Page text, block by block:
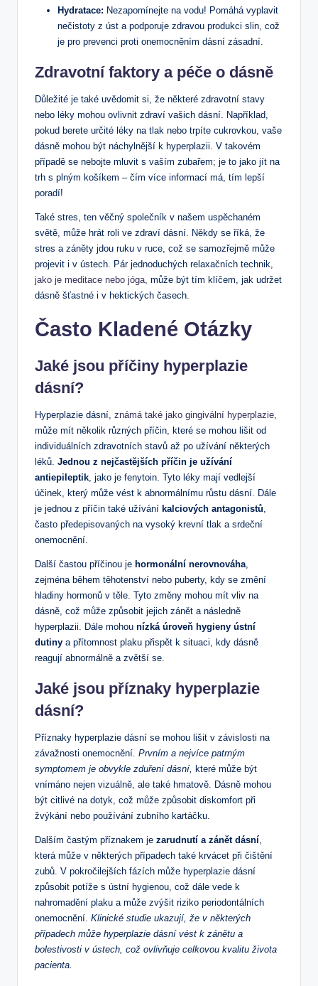
Hydratace: Nezapomínejte na vodu! Pomáhá vyplavit
nečistoty z úst a podporuje zdravou produkci slin, což
je pro prevenci proti onemocněním dásní zásadní.
Zdravotní faktory a péče o dásně
Důležité je také uvědomit si, že některé zdravotní stavy
nebo léky mohou ovlivnit zdraví vašich dásní. Například,
pokud berete určité léky na tlak nebo trpíte cukrovkou, vaše
dásně mohou být náchylnější k hyperplazii. V takovém
případě se nebojte mluvit s vaším zubařem; je to jako jít na
trh s plným košíkem – čím více informací má, tím lepší
poradí!
Také stres, ten věčný společník v našem uspěchaném
světě, může hrát roli ve zdraví dásní. Někdy se říká, že
stres a záněty jdou ruku v ruce, což se samozřejmě může
projevit i v ústech. Pár jednoduchých relaxačních technik,
jako je meditace nebo jóga, může být tím klíčem, jak udržet
dásně šťastné i v hektických časech.
Často Kladené Otázky
Jaké jsou příčiny hyperplazie
dásní?
Hyperplazie dásní, známá také jako gingivální hyperplazie,
může mít několik různých příčin, které se mohou lišit od
individuálních zdravotních stavů až po užívání některých
léků. Jednou z nejčastějších příčin je užívání
antiepileptik, jako je fenytoin. Tyto léky mají vedlejší
účinek, který může vést k abnormálnímu růstu dásní. Dále
je jednou z příčin také užívání kalciových antagonistů,
často předepisovaných na vysoký krevní tlak a srdeční
onemocnění.
Další častou příčinou je hormonální nerovnováha,
zejména během těhotenství nebo puberty, kdy se změní
hladiny hormonů v těle. Tyto změny mohou mít vliv na
dásně, což může způsobit jejich zánět a následně
hyperplazii. Dále mohou nízká úroveň hygieny ústní
dutiny a přítomnost plaku přispět k situaci, kdy dásně
reagují abnormálně a zvětší se.
Jaké jsou příznaky hyperplazie
dásní?
Příznaky hyperplazie dásní se mohou lišit v závislosti na
závažnosti onemocnění. Prvním a nejvíce patrným
symptomem je obvykle zduření dásní, které může být
vnímáno nejen vizuálně, ale také hmatově. Dásně mohou
být citlivé na dotyk, což může způsobit diskomfort při
žvýkání nebo používání zubního kartáčku.
Dalším častým příznakem je zarudnutí a zánět dásní,
která může v některých případech také krvácet při čištění
zubů. V pokročilejších fázích může hyperplazie dásní
způsobit potíže s ústní hygienou, což dále vede k
nahromadění plaku a může zvýšit riziko periodontálních
onemocnění. Klinické studie ukazují, že v některých
případech může hyperplazie dásní vést k zánětu a
bolestivosti v ústech, což ovlivňuje celkovou kvalitu života
pacienta.